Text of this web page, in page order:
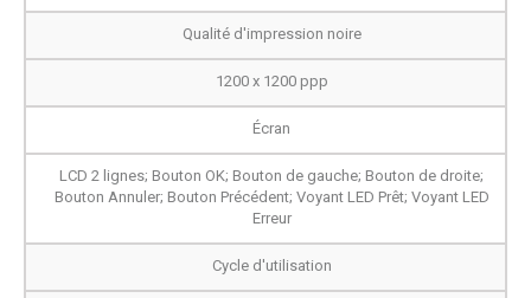
Qualité d'impression noire
1200 x 1200 ppp
Écran
LCD 2 lignes; Bouton OK; Bouton de gauche; Bouton de droite;
Bouton Annuler; Bouton Précédent; Voyant LED Prêt; Voyant LED
Erreur
Cycle d'utilisation